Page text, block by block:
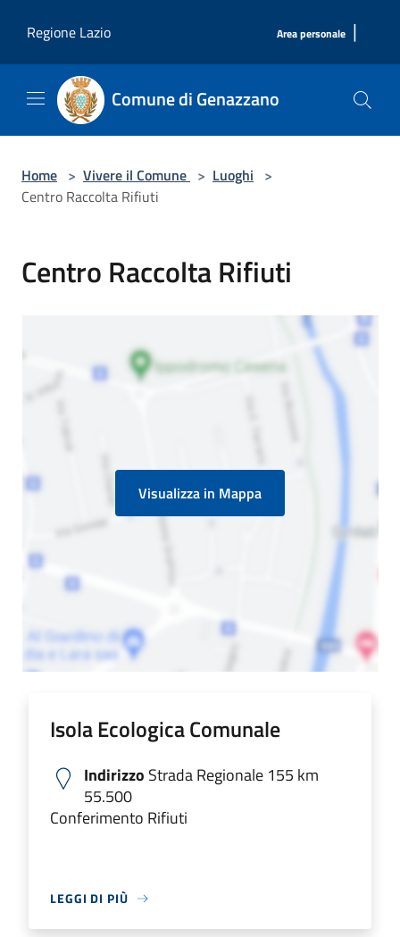
Regione Lazio
Area personale |
Comune di Genazzano
Home > Vivere il Comune > Luoghi >
Centro Raccolta Rifiuti
Centro Raccolta Rifiuti
Visualizza in Mappa
Isola Ecologica Comunale
Indirizzo Strada Regionale 155 km
55.500
Conferimento Rifiuti
LEGGI DI PIÙ